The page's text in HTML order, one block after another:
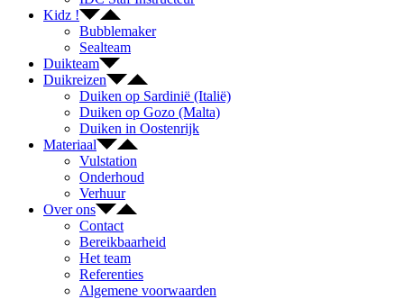
Kidz !
Bubblemaker
Sealteam
Duikteam
Duikreizen
Duiken op Sardinië (Italië)
Duiken op Gozo (Malta)
Duiken in Oostenrijk
Materiaal
Vulstation
Onderhoud
Verhuur
Over ons
Contact
Bereikbaarheid
Het team
Referenties
Algemene voorwaarden